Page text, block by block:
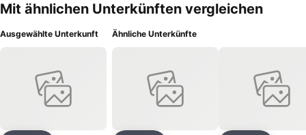
Mit ähnlichen Unterkünften vergleichen
Ausgewählte Unterkunft Ähnliche Unterkünfte